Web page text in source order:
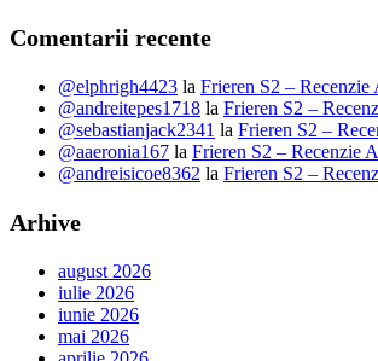
Comentarii recente
@elphrigh4423 la Frieren S2 – Recenzie
@andreitepes1718 la Frieren S2 –
@sebastianjack2341 la Frieren S2 –
@aaeronia167 la Frieren S2 – Recenzie
@andreisicoe8362 la Frieren S2 –
Arhive
august 2026
iulie 2026
iunie 2026
mai 2026